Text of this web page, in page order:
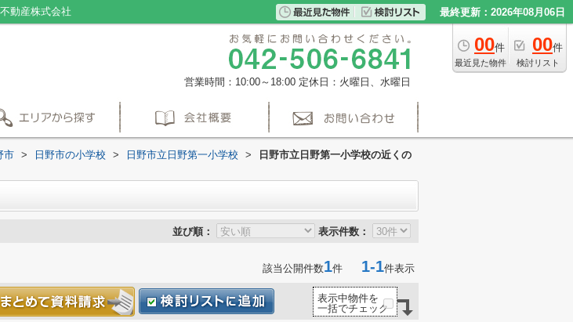
動産株式会社 最終更新：2026年08月06日
00件
最近見た物件
00件
検討リスト
営業時間：10:00～18:00 定休日：火曜日、水曜日
市 > 日野市の小学校 > 日野市立日野第一小学校 >
日野市立日野第一小学校の近くの
並び順： 表示件数：
該当公開件数1件 1-1件表示
表示中物件を
一括でチェック